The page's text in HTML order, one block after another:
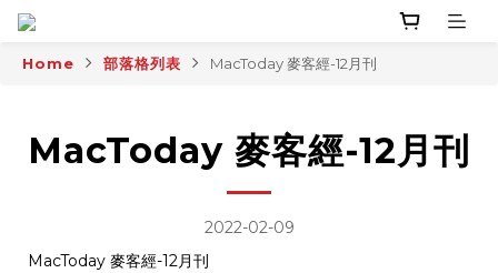
Home 部落格列表 MacToday 麥客經-12月刊
MacToday 麥客經-12月刊
2022-02-09
MacToday 麥客經-12月刊